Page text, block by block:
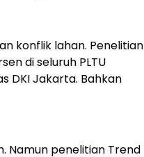
konflik lahan. Penelitian
di seluruh PLTU
DKI Jakarta. Bahkan
Namun penelitian Trend